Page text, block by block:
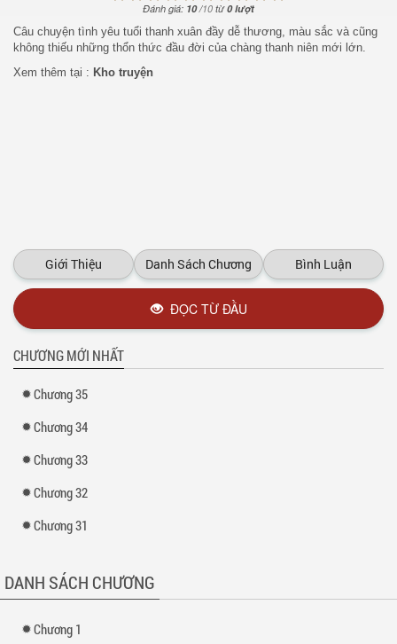
Đánh giá: 10/10 từ0 lượt
Câu chuyện tình yêu tuổi thanh xuân đầy dễ thương, màu sắc và cũng
không thiếu những thổn thức đầu đời của chàng thanh niên mới lớn.
Xem thêm tại : Kho truyện
Giới Thiệu Danh Sách Chương Bình Luận
ĐỌC TỪ ĐẦU
CHƯƠNG MỚI NHẤT
Chương 35
Chương 34
Chương 33
Chương 32
Chương 31
DANH SÁCH CHƯƠNG
Chương 1